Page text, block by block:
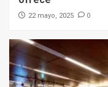
22 mayo, 2025 0